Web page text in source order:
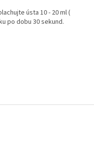
ústa 10 - 20 ml (
po dobu 30 sekund.